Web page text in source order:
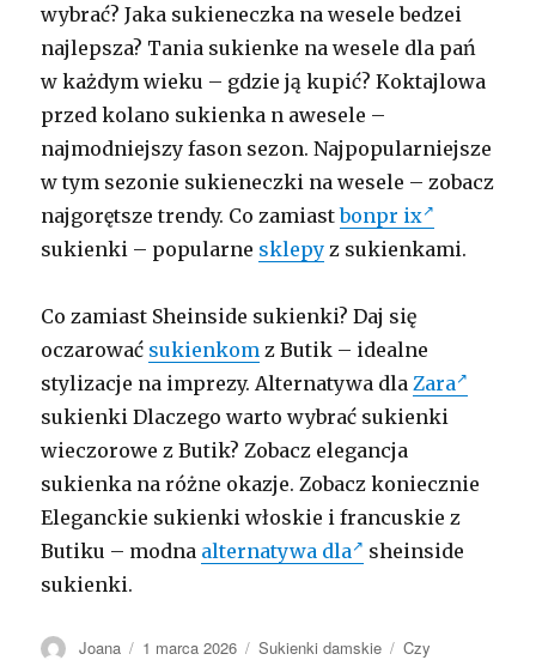
wybrać? Jaka sukieneczka na wesele bedzei
najlepsza? Tania sukienke na wesele dla pań
w każdym wieku – gdzie ją kupić? Koktajlowa
przed kolano sukienka n awesele –
najmodniejszy fason sezon. Najpopularniejsze
w tym sezonie sukieneczki na wesele – zobacz
najgorętsze trendy. Co zamiastbonpr ix
sukienki – popularne sklepy z sukienkami.
Co zamiast Sheinside sukienki? Daj się
oczarować sukienkom z Butik – idealne
stylizacje na imprezy. Alternatywa dlaZara
sukienki Dlaczego warto wybrać sukienki
wieczorowe z Butik? Zobacz elegancja
sukienka na różne okazje. Zobacz koniecznie
Eleganckie sukienki włoskie i francuskie z
Butiku – modna alternatywa dla
sheinside
sukienki.
Autor
Joana Opublikowano
1 marca 2026 Kategorie
Sukienki damskie Tagi
Czy